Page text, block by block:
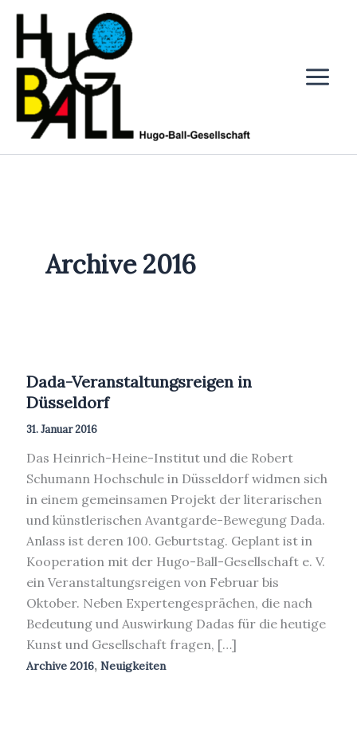
Zum
Inhalt
Archive 2016
Dada-Veranstaltungsreigen in
Düsseldorf
31. Januar 2016
Das Heinrich-Heine-Institut und die Robert
Schumann Hochschule in Düsseldorf widmen sich
in einem gemeinsamen Projekt der literarischen
und künstlerischen Avantgarde-Bewegung Dada.
Anlass ist deren 100. Geburtstag. Geplant ist in
Kooperation mit der Hugo-Ball-Gesellschaft e. V.
ein Veranstaltungsreigen von Februar bis
Oktober. Neben Expertengesprächen, die nach
Bedeutung und Auswirkung Dadas für die heutige
Kunst und Gesellschaft fragen, […]
Archive 2016, Neuigkeiten